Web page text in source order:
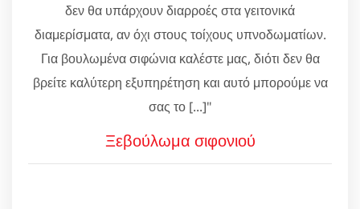
δεν θα υπάρχουν διαρροές στα γειτονικά
διαμερίσματα, αν όχι στους τοίχους υπνοδωματίων.
Για βουλωμένα σιφώνια καλέστε μας, διότι δεν θα
βρείτε καλύτερη εξυπηρέτηση και αυτό μπορούμε να
σας το [...]"
Ξεβούλωμα σιφονιού